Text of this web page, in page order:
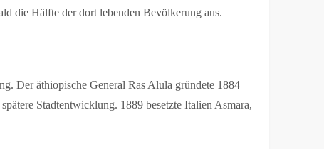
die Hälfte der dort lebenden Bevölkerung aus.
Der äthiopische General Ras Alula gründete 1884
Stadtentwicklung. 1889 besetzte Italien Asmara,